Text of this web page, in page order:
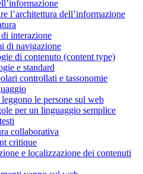
l’architettura dell’informazione
interazione
di navigazione
di contenuto (content type)
e standard
controllati e tassonomie
le persone sul web
per un linguaggio semplice
collaborativa
critique
e localizzazione dei contenuti